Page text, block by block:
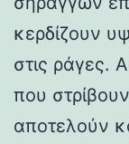
κερδίζουν
στις ράγες.
που
αποτελούν